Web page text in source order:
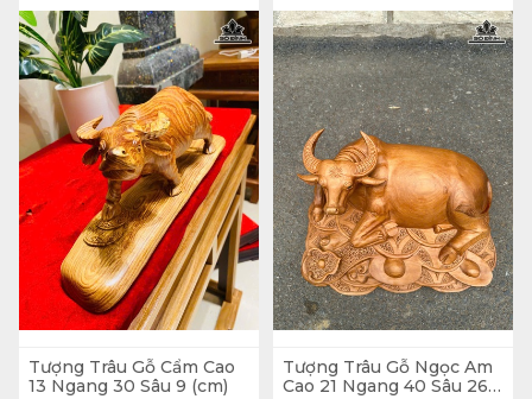
Tượng Trâu Gỗ Cẩm Cao
13 Ngang 30 Sâu 9 (cm)
Tượng Trâu Gỗ Ngọc Am
Cao 21 Ngang 40 Sâu 26